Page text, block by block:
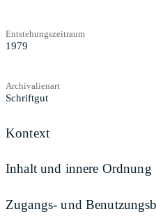
Entstehungszeitraum
1979
Archivalienart
Schriftgut
Kontext
Inhalt und innere Ordnung
Zugangs- und